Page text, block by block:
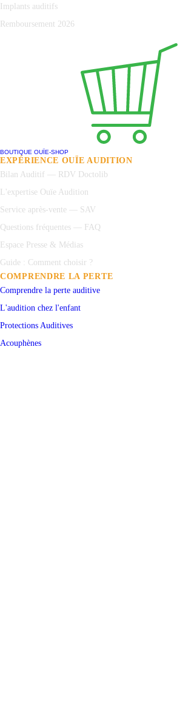
Implants auditifs
Remboursement 2026
BOUTIQUE OUÏE-SHOP
EXPÉRIENCE OUÏE AUDITION
Bilan Auditif — RDV Doctolib
L'expertise Ouïe Audition
Service après-vente — SAV
Questions fréquentes — FAQ
Espace Presse & Médias
Guide : Comment choisir ?
COMPRENDRE LA PERTE
Comprendre la perte auditive
L'audition chez l'enfant
Protections Auditives
Acouphènes